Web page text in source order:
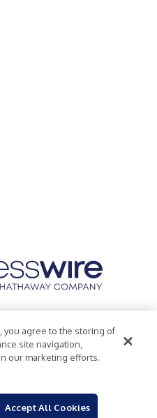
Accessibility Statement
you agree to the storing of
site navigation,
our marketing efforts.
Accept All Cookies